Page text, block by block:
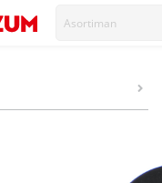
Asortiman